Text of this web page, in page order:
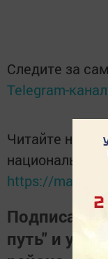
Следите за
Telegram-
Читайте
национальном
https://max.ru/
путь" и